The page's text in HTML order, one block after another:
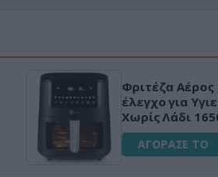
Φριτέζα
έλεγχο για
Χωρίς Λάδι
ΑΓΟΡΑΣΕ ΤΟ